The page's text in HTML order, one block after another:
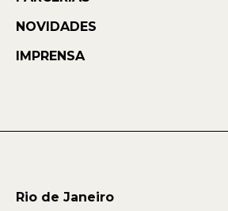
NOVIDADES
IMPRENSA
Rio de Janeiro